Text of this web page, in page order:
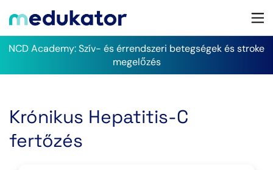
NCD Academy: Szív- és érrendszeri betegségek és stroke
megelőzés
Krónikus Hepatitis-C
fertőzés